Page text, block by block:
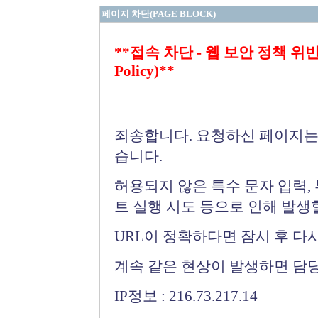
페이지 차단(PAGE BLOCK)
**접속 차단 - 웹 보안 정책 위
Policy)**
죄송합니다. 요청하신 페이지
습니다.
허용되지 않은 특수 문자 입력
트 실행 시도 등으로 인해 발생
URL이 정확하다면 잠시 후 다
계속 같은 현상이 발생하면 담
IP정보 : 216.73.217.14